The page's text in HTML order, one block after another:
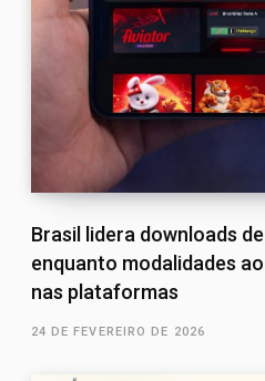
Brasil lidera downloads
enquanto modalidades
nas plataformas
24 DE FEVEREIRO DE 2026